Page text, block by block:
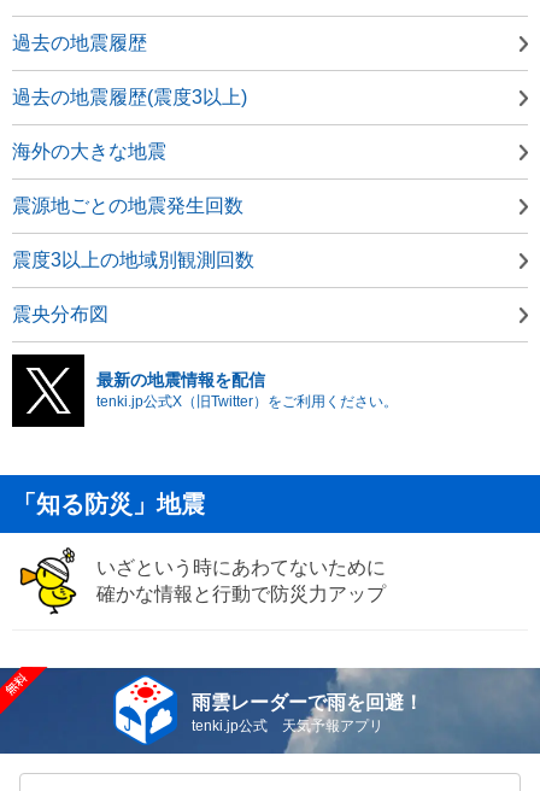
過去の地震履歴
過去の地震履歴(震度3以上)
海外の大きな地震
震源地ごとの地震発生回数
震度3以上の地域別観測回数
震央分布図
最新の地震情報を配信
tenki.jp公式X（旧Twitter）をご利用ください。
「知る防災」地震
いざという時にあわてないために
確かな情報と行動で防災力アップ
雨雲レーダーで雨を回避！
tenki.jp公式 天気予報アプリ